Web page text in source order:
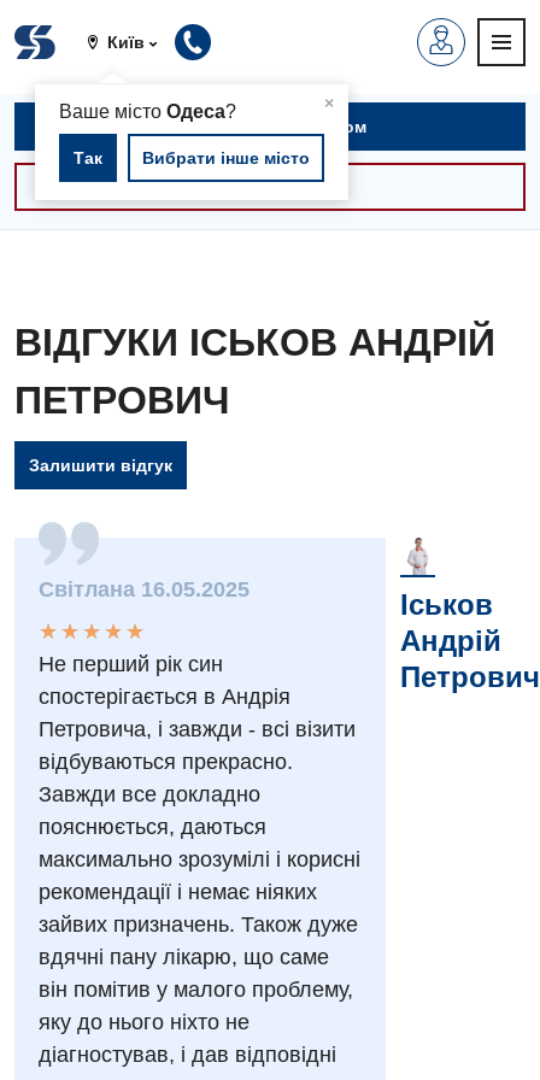
Київ
×
Ваше містоОдеса?
Так Вибрати інше місто
Вакансії
Заходи БПР
Енциклопедія
Програма лояльності
Відгуки
Відео
Діагностика
Діагностичне відділення
Ендоскопічне відділення
Інструментальна діагностика
Рентгенографія
Для дорослих
Акушерство і гінекологія
Алергологія, імунологія
Андрологія
Декларування
Українська
Російська
Записатися на прийом
Консультації -30%
ВІДГУКИ ІСЬКОВ АНДРІЙ
ПЕТРОВИЧ
Залишити відгук
Світлана 16.05.2025
★
★
★
★
★
★ ★ ★ ★ ★
Не перший рік син
спостерігається в Андрія
Петровича, і завжди - всі візити
відбуваються прекрасно.
Завжди все докладно
пояснюється, даються
максимально зрозумілі і корисні
рекомендації і немає ніяких
зайвих призначень. Також дуже
вдячні пану лікарю, що саме
він помітив у малого проблему,
яку до нього ніхто не
діагностував, і дав відповідні
Іськов
Андрій
Петрович